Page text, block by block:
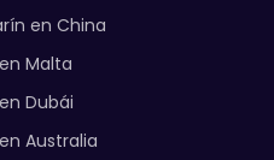
en China
Malta
Dubái
Australia